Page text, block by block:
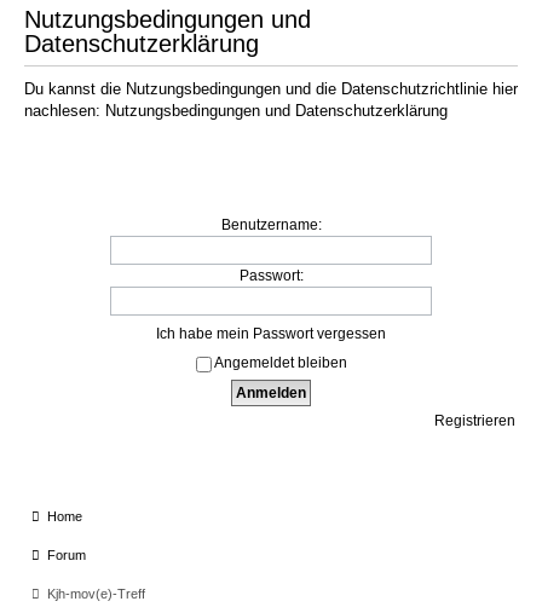
Nutzungsbedingungen und
Datenschutzerklärung
Du kannst die Nutzungsbedingungen und die Datenschutzrichtlinie hier
nachlesen: Nutzungsbedingungen und Datenschutzerklärung
Benutzername:
Passwort:
Ich habe mein Passwort vergessen
Angemeldet bleiben
Registrieren
Home
Forum
Kjh-mov(e)-Treff